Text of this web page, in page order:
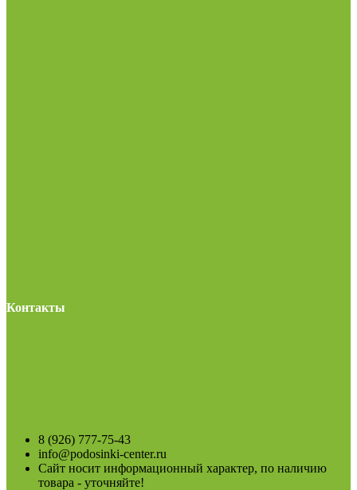
Контакты
8 (926) 777-75-43
info@podosinki-center.ru
Сайт носит информационный характер, по наличию
товара - уточняйте!